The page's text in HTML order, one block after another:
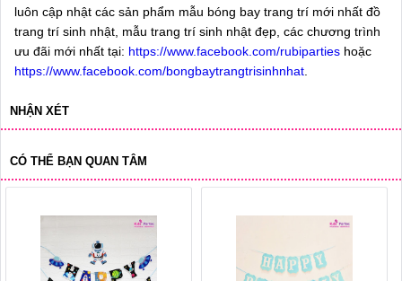
luôn cập nhật các sản phẩm mẫu bóng bay trang trí mới nhất đồ
trang trí sinh nhật, mẫu trang trí sinh nhật đẹp, các chương trình
ưu đãi mới nhất tại: https://www.facebook.com/rubiparties hoặc
https://www.facebook.com/bongbaytrangtrisinhnhat
NHẬN XÉT
CÓ THỂ BẠN QUAN TÂM